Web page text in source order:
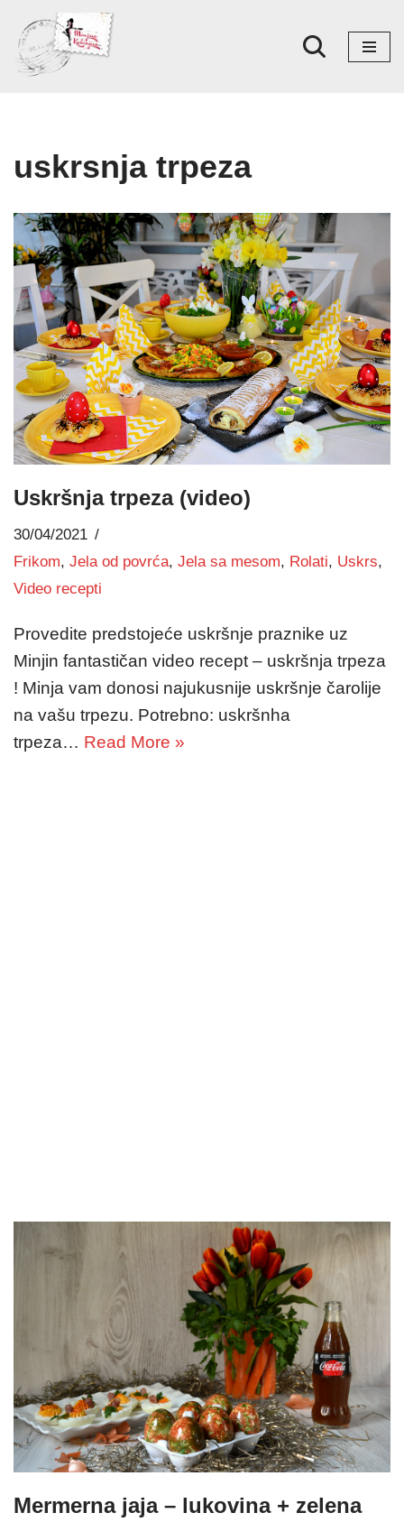
Skoči
na
uskrsnja trpeza
Uskršnja trpeza (video)
30/04/2021
Frikom, Jela od povrća, Jela sa mesom, Rolati, Uskrs,
Video recepti
Provedite predstojeće uskršnje praznike uz
Minjin fantastičan video recept – uskršnja trpeza
! Minja vam donosi najukusnije uskršnje čarolije
na vašu trpezu. Potrebno: uskršnha
trpeza… Read More »
Mermerna jaja – lukovina + zelena